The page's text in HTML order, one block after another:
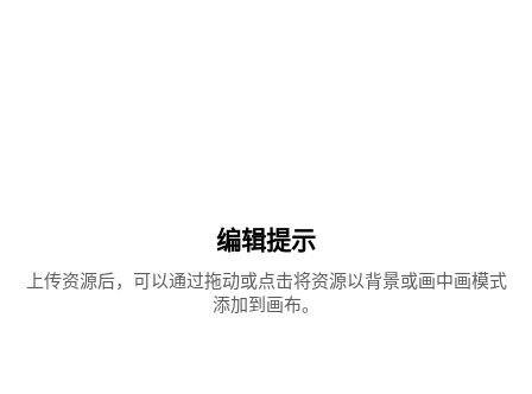
编辑提示
上传资源后，可以通过拖动或点击将资源以背景或画中画模式
添加到画布。